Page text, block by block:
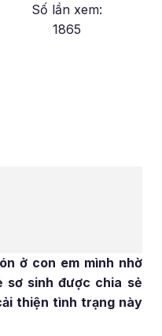
Số lần xem:
1865
ở con em mình nhờ
sơ sinh được chia sẻ
thiện tình trạng này